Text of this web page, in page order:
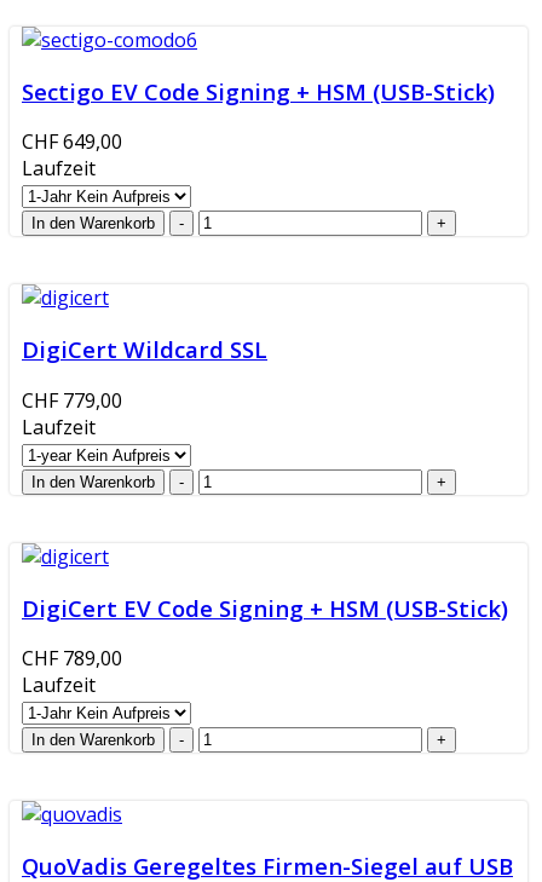
Sectigo EV Code Signing + HSM (USB-Stick)
CHF 649,00
Laufzeit
DigiCert Wildcard SSL
CHF 779,00
Laufzeit
DigiCert EV Code Signing + HSM (USB-Stick)
CHF 789,00
Laufzeit
QuoVadis Geregeltes Firmen-Siegel auf USB